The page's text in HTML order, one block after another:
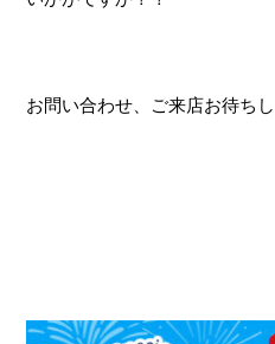
お問い合わせ、ご来店お待ち